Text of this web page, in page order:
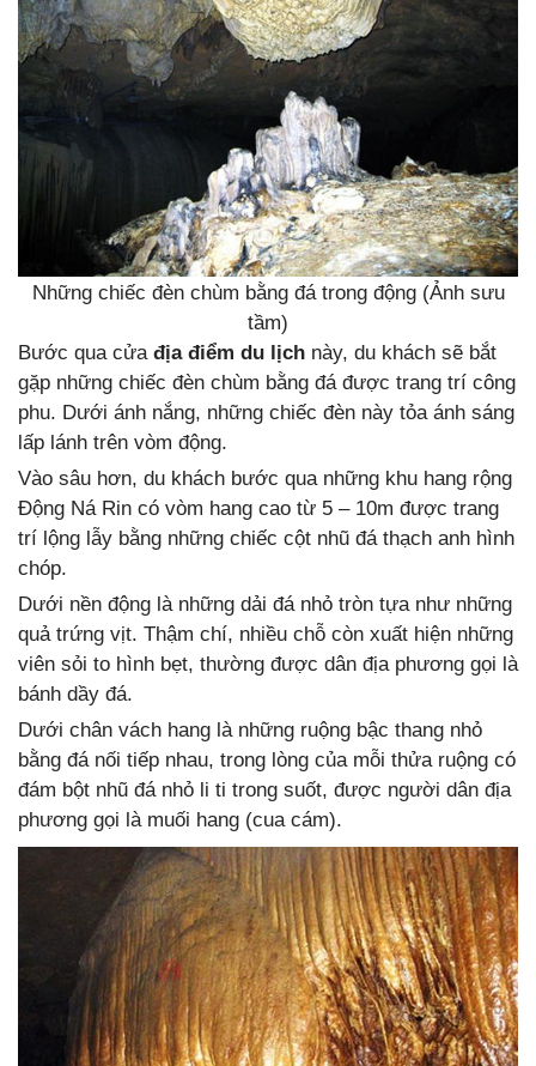
Những chiếc đèn chùm bằng đá trong động (Ảnh sưu
tầm)
Bước qua cửa địa điểm du lịch này, du khách sẽ bắt
gặp những chiếc đèn chùm bằng đá được trang trí công
phu. Dưới ánh nắng, những chiếc đèn này tỏa ánh sáng
lấp lánh trên vòm động.
Vào sâu hơn, du khách bước qua những khu hang rộng
Động Ná Rin có vòm hang cao từ 5 – 10m được trang
trí lộng lẫy bằng những chiếc cột nhũ đá thạch anh hình
chóp.
Dưới nền động là những dải đá nhỏ tròn tựa như những
quả trứng vịt. Thậm chí, nhiều chỗ còn xuất hiện những
viên sỏi to hình bẹt, thường được dân địa phương gọi là
bánh dầy đá.
Dưới chân vách hang là những ruộng bậc thang nhỏ
bằng đá nối tiếp nhau, trong lòng của mỗi thửa ruộng có
đám bột nhũ đá nhỏ li ti trong suốt, được người dân địa
phương gọi là muối hang (cua cám).